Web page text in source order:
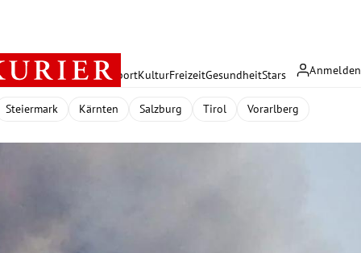
Anmelden
PolitikWirtschaft SportKulturFreizeitGesundheitStars
Steiermark Kärnten Salzburg Tirol Vorarlberg